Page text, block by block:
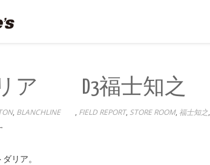
ア D3福士知之
, BLANCHLINE , FIELD REPORT, STORE ROOM, 福士知之,
リア。